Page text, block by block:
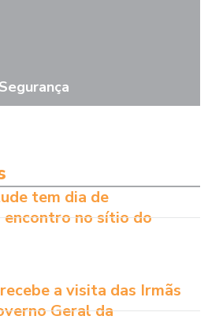
tem dia de
no sítio do
a visita das Irmãs
Geral da